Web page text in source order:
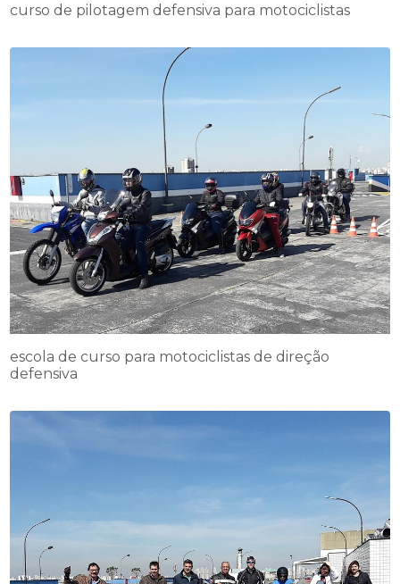
curso de pilotagem defensiva para motociclistas
escola de curso para motociclistas de direção
defensiva